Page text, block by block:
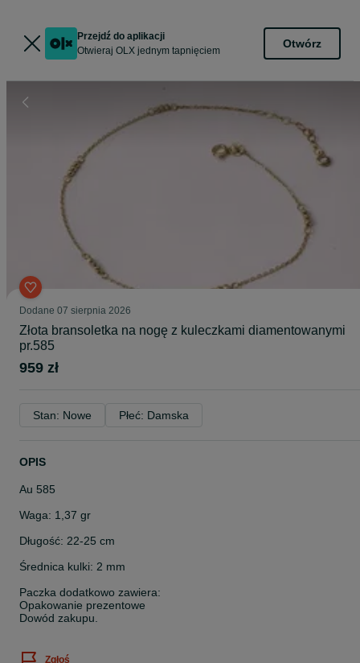
Przejdź do aplikacji
Otwieraj OLX jednym tapnięciem
Otwórz
Dodane 07 sierpnia 2026
Złota bransoletka na nogę z kuleczkami diamentowanymi
pr.585
959 zł
Stan: Nowe Płeć: Damska
OPIS
Au 585
Waga: 1,37 gr
Długość: 22-25 cm
Średnica kulki: 2 mm
Paczka dodatkowo zawiera:
Opakowanie prezentowe
Dowód zakupu.
Zgłoś